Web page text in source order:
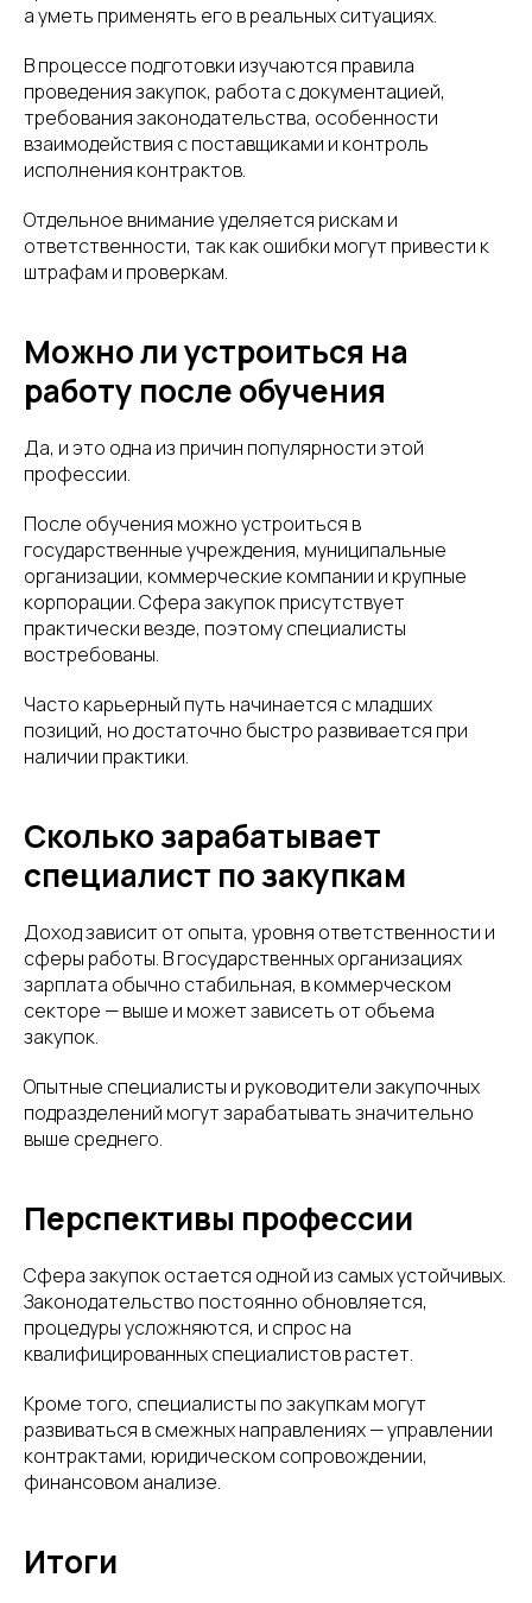
а уметь применять его в реальных ситуациях.
В процессе подготовки изучаются правила
проведения закупок, работа с документацией,
требования законодательства, особенности
взаимодействия с поставщиками и контроль
исполнения контрактов.
Отдельное внимание уделяется рискам и
ответственности, так как ошибки могут привести к
штрафам и проверкам.
Можно ли устроиться на
работу после обучения
Да, и это одна из причин популярности этой
профессии.
После обучения можно устроиться в
государственные учреждения, муниципальные
организации, коммерческие компании и крупные
корпорации. Сфера закупок присутствует
практически везде, поэтому специалисты
востребованы.
Часто карьерный путь начинается с младших
позиций, но достаточно быстро развивается при
наличии практики.
Сколько зарабатывает
специалист по закупкам
Доход зависит от опыта, уровня ответственности и
сферы работы. В государственных организациях
зарплата обычно стабильная, в коммерческом
секторе — выше и может зависеть от объема
закупок.
Опытные специалисты и руководители закупочных
подразделений могут зарабатывать значительно
выше среднего.
Перспективы профессии
Сфера закупок остается одной из самых устойчивых.
Законодательство постоянно обновляется,
процедуры усложняются, и спрос на
квалифицированных специалистов растет.
Кроме того, специалисты по закупкам могут
развиваться в смежных направлениях — управлении
контрактами, юридическом сопровождении,
финансовом анализе.
Итоги